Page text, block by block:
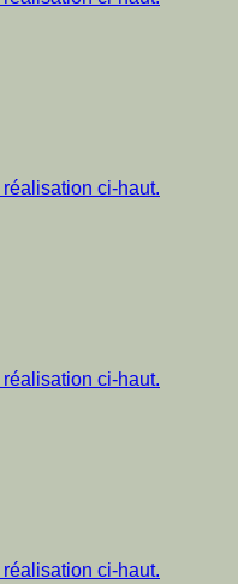
ci-haut.
ci-haut.
ci-haut.